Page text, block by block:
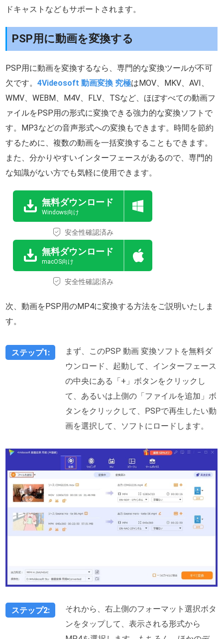
ドキャストなどもサポートされます。
PSP用に動画を変換する
PSP用に動画を変換するなら、専門的な変換ツールが不可
欠です。4Videosoft 動画変換 究極はMOV、MKV、AVI、
WMV、WEBM、M4V、FLV、TSなど、ほぼすべての動画フ
ァイルをPSP用の形式に変換できる強力的な変換ソフトで
す。MP3などの音声形式への変換もできます。時間を節約
するために、複数の動画を一括変換することもできます。
また、分かりやすいインターフェースがあるので、専門的
な知識がない方でも気軽に使用できます。
無料ダウンロード
Windows向け
安全性確認済み
無料ダウンロード
macOS向け
安全性確認済み
次、動画をPSP用のMP4に変換する方法をご説明いたしま
す。
ステップ1:
まず、このPSP 動画 変換ソフトを無料ダ
ウンロード、起動して、インターフェース
の中央にある「+」ボタンをクリックし
て、あるいは上側の「ファイルを追加」ボ
タンをクリックして、PSPで再生したい動
画を選択して、ソフトにロードします。
ステップ2:
それから、右上側のフォーマット選択ボタ
ンをタップして、表示される形式から